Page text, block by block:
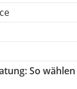
: So